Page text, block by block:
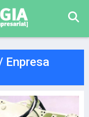
Enpresa